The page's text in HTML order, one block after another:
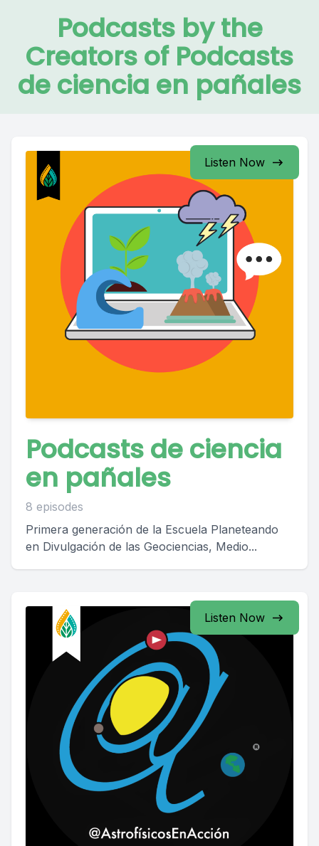
Podcasts by the
Creators of Podcasts
de ciencia en pañales
Listen Now
Podcasts de ciencia
en pañales
8 episodes
Primera generación de la Escuela Planeteando
en Divulgación de las Geociencias, Medio...
Listen Now